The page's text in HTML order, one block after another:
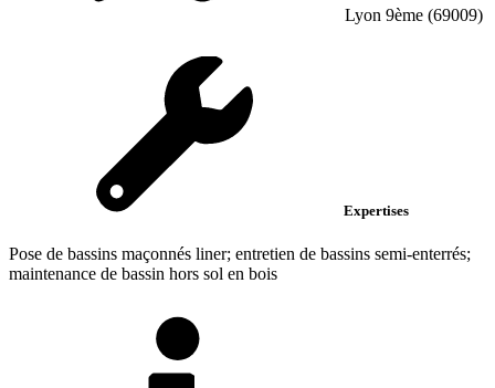
Lyon 9ème (69009)
Expertises
Pose de bassins maçonnés liner; entretien de bassins semi-enterrés;
maintenance de bassin hors sol en bois